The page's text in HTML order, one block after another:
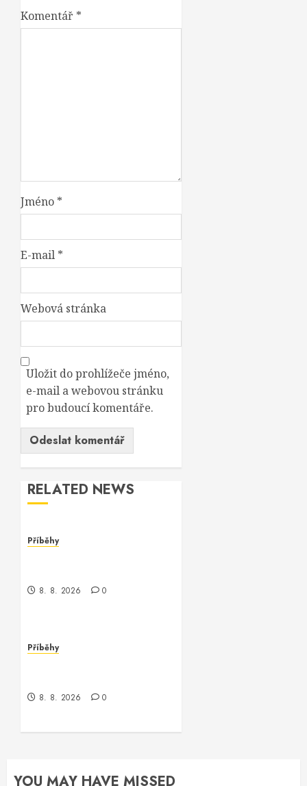
Komentář *
Jméno *
E-mail *
Webová stránka
Uložit do prohlížeče jméno,
e-mail a webovou stránku
pro budoucí komentáře.
RELATED NEWS
Příběhy
8. 8. 2026 0
Příběhy
8. 8. 2026 0
YOU MAY HAVE MISSED